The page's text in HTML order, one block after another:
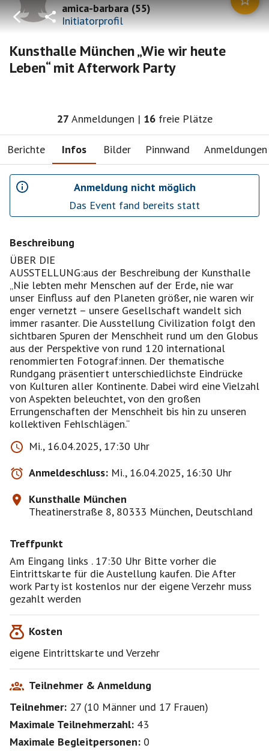
amica-barbara(55)
Initiatorprofil
Kunsthalle München „Wie wir heute
Leben“ mit Afterwork Party
27 Anmeldungen | 16 freie Plätze
Berichte Infos Bilder Pinnwand Anmeldungen
Anmeldung nicht möglich
Das Event fand bereits statt
Beschreibung
ÜBER DIE
AUSSTELLUNG:aus der Beschreibung der Kunsthalle
„Nie lebten mehr Menschen auf der Erde, nie war
unser Einfluss auf den Planeten größer, nie waren wir
enger vernetzt – unsere Gesellschaft wandelt sich
immer rasanter. Die Ausstellung Civilization folgt den
sichtbaren Spuren der Menschheit rund um den Globus
aus der Perspektive von rund 120 international
renommierten Fotograf:innen. Der thematische
Rundgang präsentiert unterschiedlichste Eindrücke
von Kulturen aller Kontinente. Dabei wird eine Vielzahl
von Aspekten beleuchtet, von den großen
Errungenschaften der Menschheit bis hin zu unseren
kollektiven Fehlschlägen.“
Mi., 16.04.2025, 17:30 Uhr
Anmeldeschluss: Mi., 16.04.2025, 16:30 Uhr
Kunsthalle München
Theatinerstraße 8, 80333 München, Deutschland
Treffpunkt
Am Eingang links . 17:30 Uhr Bitte vorher die
Eintrittskarte für die Austellung kaufen. Die After
work Party ist kostenlos nur der eigene Verzehr muss
gezahlt werden
Kosten
eigene Eintrittskarte und Verzehr
Teilnehmer & Anmeldung
Teilnehmer: 27 (10 Männer und 17 Frauen)
Maximale Teilnehmerzahl: 43
Maximale Begleitpersonen: 0